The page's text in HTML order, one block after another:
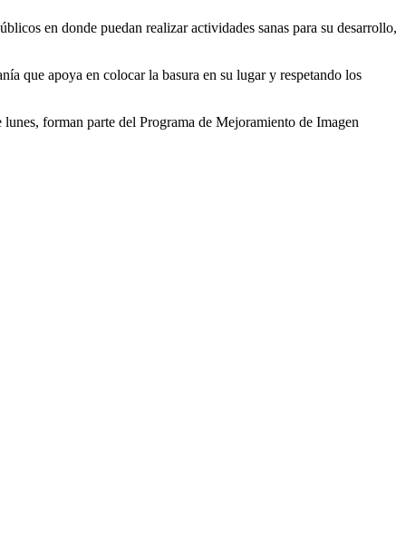
en donde puedan realizar actividades sanas para su desarrollo,
que apoya en colocar la basura en su lugar y respetando los
forman parte del Programa de Mejoramiento de Imagen